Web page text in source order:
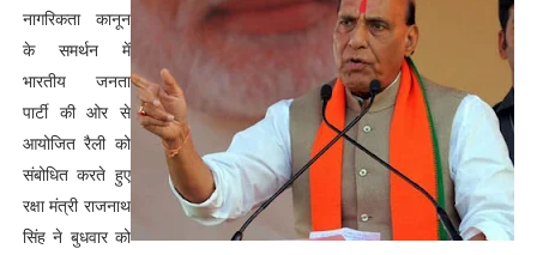
नागरिकता कानून
के समर्थन में
भारतीय जनता
पार्टी की ओर से
आयोजित रैली को
संबोधित करते हुए
रक्षा मंत्री राजनाथ
सिंह ने बुधवार को